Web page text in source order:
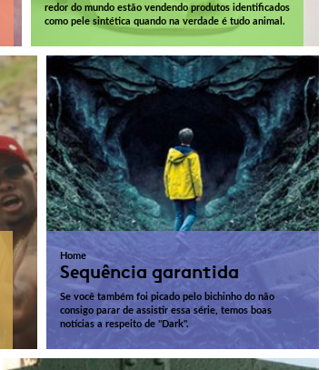
redor do mundo estão vendendo produtos identificados
como pele sintética quando na verdade é tudo animal.
Home
Sequência garantida
Se você também foi picado pelo bichinho do não
consigo parar de assistir essa série, temos boas
notícias a respeito de "Dark".